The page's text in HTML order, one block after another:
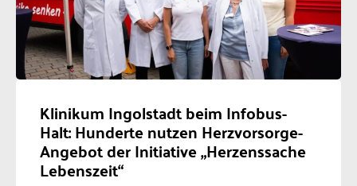
Klinikum Ingolstadt beim Infobus-
Halt: Hunderte nutzen Herzvorsorge-
Angebot der Initiative „Herzenssache
Lebenszeit“